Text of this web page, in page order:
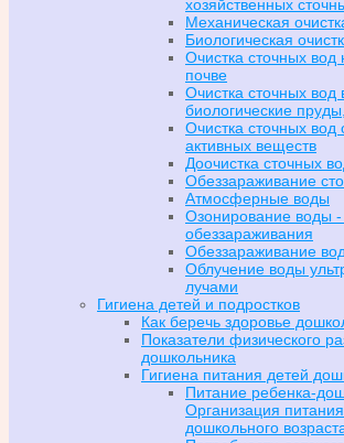
хозяйственных
Механическая
Биологическая
Очистка сточных вод
почве
Очистка сточных вод
биологические
Очистка сточных вод
активных веществ
Доочистка сточных
Обеззараживание
Атмосферные воды
Озонирование воды -
обеззараживания
Обеззараживание
Облучение воды
лучами
Гигиена детей и подростков
Как беречь здоровье
Показатели физического
дошкольника
Гигиена питания детей
Питание ребенка-
Организация
дошкольного